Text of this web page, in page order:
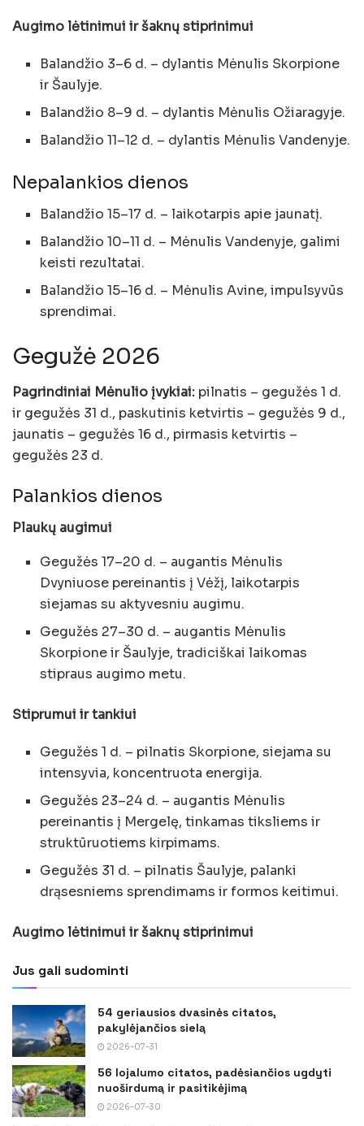
Augimo lėtinimui ir šaknų stiprinimui
Balandžio 3–6 d. – dylantis Mėnulis Skorpione
ir Šaulyje.
Balandžio 8–9 d. – dylantis Mėnulis Ožiaragyje.
Balandžio 11–12 d. – dylantis Mėnulis Vandenyje.
Nepalankios dienos
Balandžio 15–17 d. – laikotarpis apie jaunatį.
Balandžio 10–11 d. – Mėnulis Vandenyje, galimi
keisti rezultatai.
Balandžio 15–16 d. – Mėnulis Avine, impulsyvūs
sprendimai.
Gegužė 2026
Pagrindiniai Mėnulio įvykiai: pilnatis – gegužės 1 d.
ir gegužės 31 d., paskutinis ketvirtis – gegužės 9 d.,
jaunatis – gegužės 16 d., pirmasis ketvirtis –
gegužės 23 d.
Palankios dienos
Plaukų augimui
Gegužės 17–20 d. – augantis Mėnulis
Dvyniuose pereinantis į Vėžį, laikotarpis
siejamas su aktyvesniu augimu.
Gegužės 27–30 d. – augantis Mėnulis
Skorpione ir Šaulyje, tradiciškai laikomas
stipraus augimo metu.
Stiprumui ir tankiui
Gegužės 1 d. – pilnatis Skorpione, siejama su
intensyvia, koncentruota energija.
Gegužės 23–24 d. – augantis Mėnulis
pereinantis į Mergelę, tinkamas tiksliems ir
struktūruotiems kirpimams.
Gegužės 31 d. – pilnatis Šaulyje, palanki
drąsesniems sprendimams ir formos keitimui.
Augimo lėtinimui ir šaknų stiprinimui
Jus gali sudominti
54 geriausios dvasinės citatos,
pakylėjančios sielą
2026-07-31
56 lojalumo citatos, padėsiančios ugdyti
nuoširdumą ir pasitikėjimą
2026-07-30